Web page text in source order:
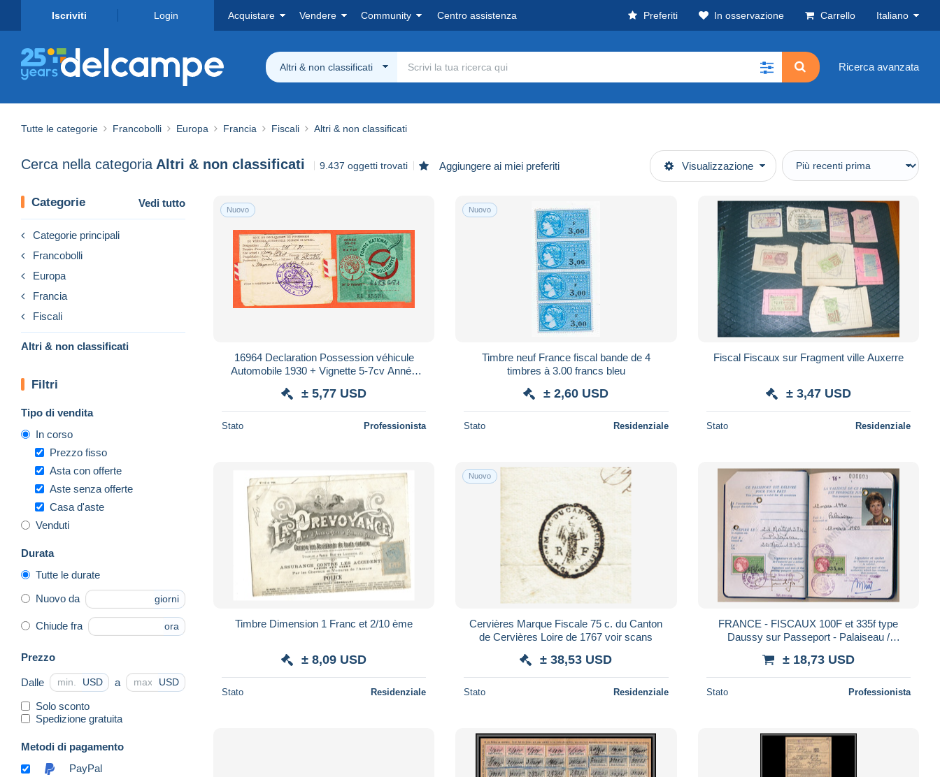
Iscriviti Login Acquistare Vendere Community Centro assistenza Preferiti In osservazione Carrello Italiano
Altri & non classificati Ricerca avanzata
Tutte le categorie Francobolli Europa Francia Fiscali Altri & non classificati
Cerca nella categoria Altri & non classificati 9.437 oggetti trovati Aggiungere ai miei preferiti Visualizzazione
Categorie Vedi tutto
Categorie principali
Francobolli
Europa
Francia
Fiscali
Altri & non classificati
Filtri
Tipo di vendita
In corso
Prezzo fisso
Asta con offerte
Aste senza offerte
Casa d'aste
Venduti
Durata
Tutte le durate
Nuovo da giorni
Chiude fra ora
Prezzo
Dalle USD a USD
Solo sconto
Spedizione gratuita
Metodi di pagamento
PayPal
Nuovo
16964 Declaration Possession véhicule
Automobile 1930 + Vignette 5-7cv Année
MAZAMET
± 5,77 USD
Stato Professionista
Nuovo
Timbre neuf France fiscal bande de 4
timbres à 3.00 francs bleu
± 2,60 USD
Stato Residenziale
Fiscal Fiscaux sur Fragment ville Auxerre
± 3,47 USD
Stato Residenziale
Timbre Dimension 1 Franc et 2/10 ème
± 8,09 USD
Stato Residenziale
Nuovo
Cervières Marque Fiscale 75 c. du Canton
de Cervières Loire de 1767 voir scans
± 38,53 USD
Stato Residenziale
FRANCE - FISCAUX 100F et 335f type
Daussy sur Passeport - Palaiseau /
± 18,73 USD
Stato Professionista